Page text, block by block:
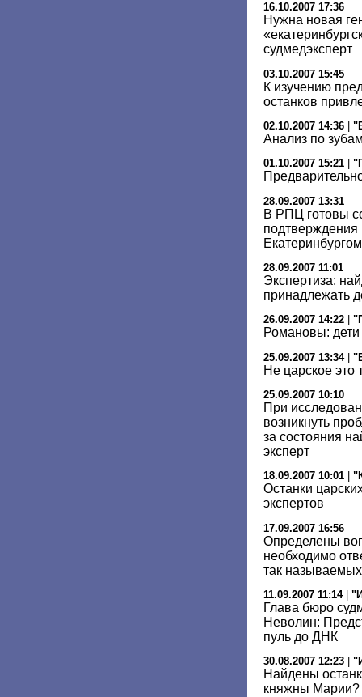
16.10.2007 17:36
Нужна новая
судмедэксперт
03.10.2007 15:45
К изучению
останков
02.10.2007 14:36
Анализ по
01.10.2007 15:21
28.09.2007 13:31
В РПЦ готовы
28.09.2007 11:01
Экспертиза:
принадлежать
26.09.2007 14:22
Романовы:
25.09.2007 13:34|
Не царское это
25.09.2007 10:10
При
возникнуть
за состояния
эксперт
18.09.2007 10:01
Останки
экспертов
17.09.2007 16:56
Определены
необходимо
так
11.09.2007 11:14|
Глава бюро
Неволин:
пуль до ДНК
30.08.2007 12:23
Найдены
княжны Марии?